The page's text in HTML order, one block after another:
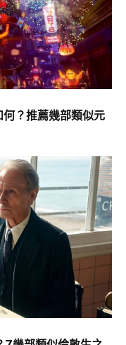
何？推薦幾部類似元